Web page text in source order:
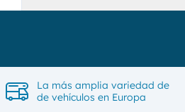
La más amplia variedad de
de vehículos en Europa